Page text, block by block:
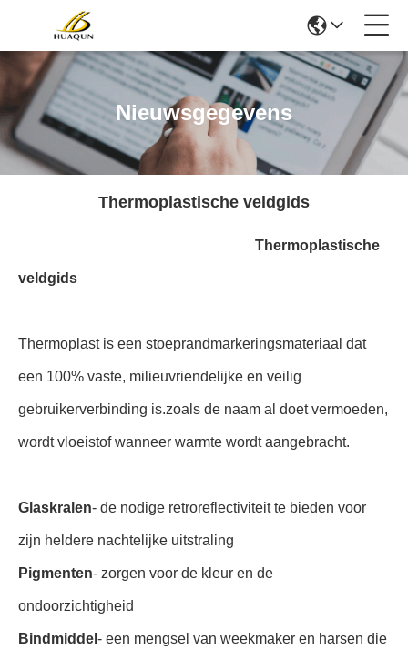
Nieuwsgegevens
Thermoplastische veldgids
Thermoplastische
veldgids
Thermoplast is een stoeprandmarkeringsmateriaal dat
een 100% vaste, milieuvriendelijke en veilig
gebruikerverbinding is.zoals de naam al doet vermoeden,
wordt vloeistof wanneer warmte wordt aangebracht.
Glaskralen- de nodige retroreflectiviteit te bieden voor
zijn heldere nachtelijke uitstraling
Pigmenten- zorgen voor de kleur en de
ondoorzichtigheid
Bindmiddel - een mengsel van weekmaker en harsen die